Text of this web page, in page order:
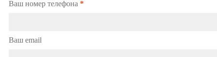
Ваш номер телефона *
Ваш email